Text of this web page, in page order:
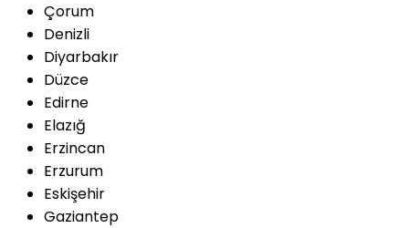
Çorum
Denizli
Diyarbakır
Düzce
Edirne
Elazığ
Erzincan
Erzurum
Eskişehir
Gaziantep